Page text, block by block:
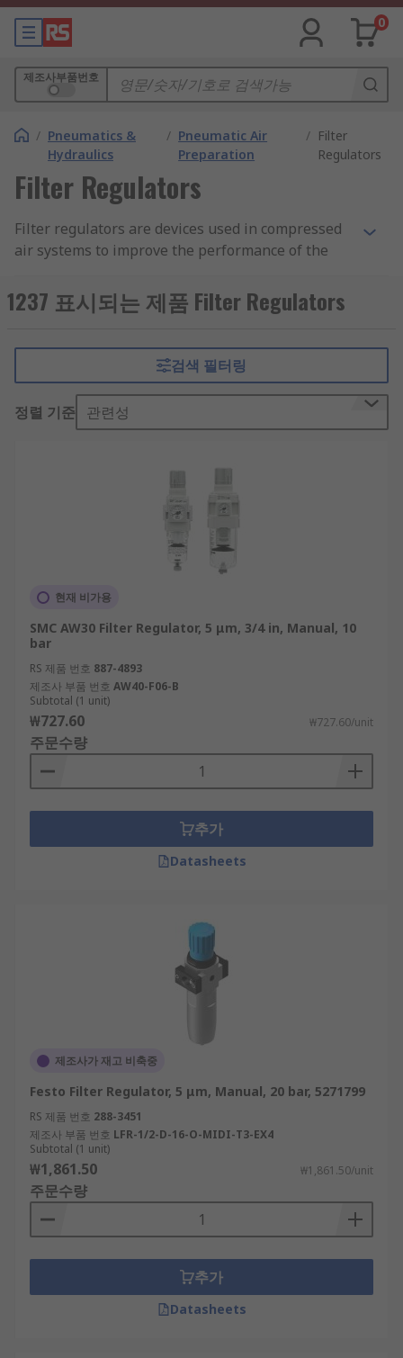
0
제조사부품번호
/ Pneumatics &
Hydraulics
/ Pneumatic Air
Preparation
/ Filter
Regulators
Filter Regulators
Filter regulators are devices used in compressed
air systems to improve the performance of the
functionalities of a filter and a regulator.
Pneumatic filter regulators are used in most
systems. Pneumatic filters and regulators can
also be purchased as separate units. Filter
regulator assemblies are in one unit which is
ideal for saving space while simplifying piping
Pneumatic Regulators
, or pressure
regulators, control the flow of the air. The
you to maintain a constant air pressure.
They also ensure that air is not wasted in
the system.
Pneumatic Filtersremove contaminant
from the air flowing through the
system.This includes dust, dirt and water.
Filters ensure the air is clean before it
travels through a compressed air system.
The inlet and outlet ports refer to the connection
from the filter regulator to the rest of the system.
The port is given by type and size, for example G
1/8.
Where are filter regulators used?
any compressed air systems, in applications such
Chemical Manufacturing
Electronics
Food manufacturing
Medical
Dentistry
Pharmaceuticals
1237 표시되는 제품 Filter Regulators
검색 필터링
정렬 기준 관련성
현재 비가용
SMC AW30 Filter Regulator, 5 μm, 3/4 in, Manual, 10
bar
RS 제품 번호 887-4893
제조사 부품 번호 AW40-F06-B
Subtotal (1 unit)
₩727.60 ₩727.60/unit
주문수량
추가
Datasheets
제조사가 재고 비축중
Festo Filter Regulator, 5 μm, Manual, 20 bar, 5271799
RS 제품 번호 288-3451
제조사 부품 번호 LFR-1/2-D-16-O-MIDI-T3-EX4
Subtotal (1 unit)
₩1,861.50 ₩1,861.50/unit
주문수량
추가
Datasheets